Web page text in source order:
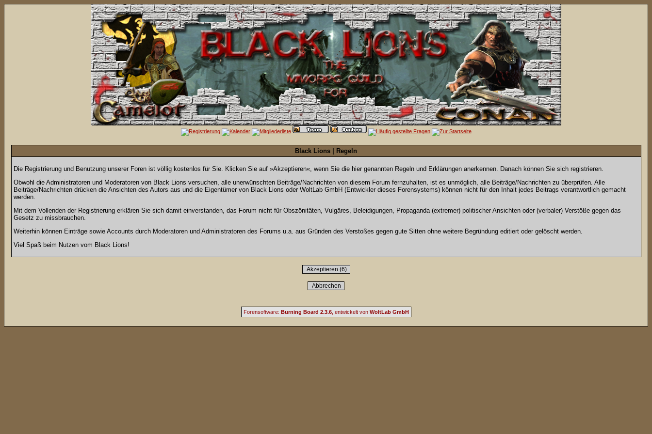
Black Lions | Regeln
Die Registrierung und Benutzung unserer Foren ist völlig kostenlos für Sie. Klicken Sie auf »Akzeptieren«, wenn Sie die hier genannten Regeln und Erklärungen anerkennen. Danach können Sie sich registrieren.
Obwohl die Administratoren und Moderatoren von Black Lions versuchen, alle unerwünschten Beiträge/Nachrichten von diesem Forum fernzuhalten, ist es unmöglich, alle Beiträge/Nachrichten zu überprüfen. Alle
Beiträge/Nachrichten drücken die Ansichten des Autors aus und die Eigentümer von Black Lions oder WoltLab GmbH (Entwickler dieses Forensystems) können nicht für den Inhalt jedes Beitrags verantwortlich gemacht
werden.
Mit dem Vollenden der Registrierung erklären Sie sich damit einverstanden, das Forum nicht für Obszönitäten, Vulgäres, Beleidigungen, Propaganda (extremer) politischer Ansichten oder (verbaler) Verstöße gegen das
Gesetz zu missbrauchen.
Weiterhin können Einträge sowie Accounts durch Moderatoren und Administratoren des Forums u.a. aus Gründen des Verstoßes gegen gute Sitten ohne weitere Begründung editiert oder gelöscht werden.
Viel Spaß beim Nutzen vom Black Lions!
Forensoftware: Burning Board 2.3.6, entwickelt von WoltLab GmbH